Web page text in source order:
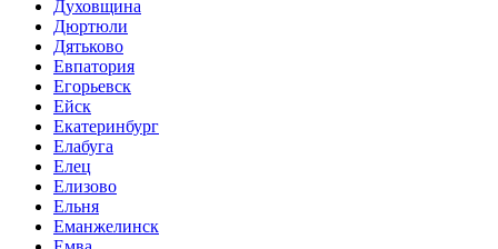
Духовщина
Дюртюли
Дятьково
Евпатория
Егорьевск
Ейск
Екатеринбург
Елабуга
Елец
Елизово
Ельня
Еманжелинск